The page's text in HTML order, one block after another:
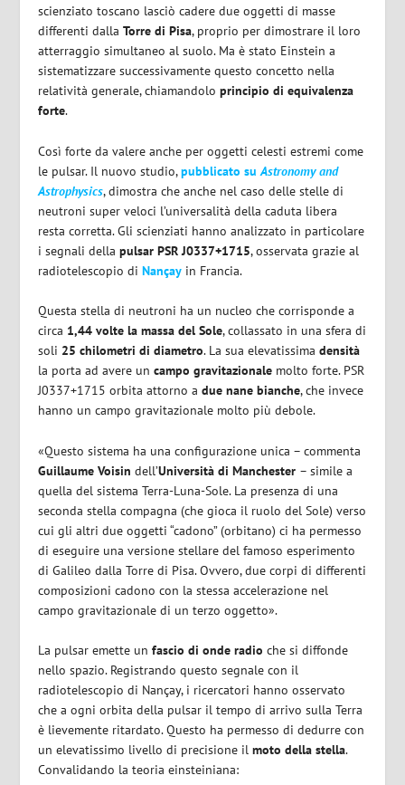
scienziato toscano lasciò cadere due oggetti di masse
differenti dallaTorre di Pisa, proprio per dimostrare il loro
atterraggio simultaneo al suolo. Ma è stato Einstein a
sistematizzare successivamente questo concetto nella
relatività generale, chiamandoloprincipio di equivalenza
forte.
Così forte da valere anche per oggetti celesti estremi come
le pulsar. Il nuovo studio,pubblicato suAstronomy and
Astrophysics, dimostra che anche nel caso delle stelle di
neutroni super veloci l’universalità della caduta libera
resta corretta. Gli scienziati hanno analizzato in particolare
i segnali dellapulsar PSR J0337+1715, osservata grazie al
radiotelescopio diNançay in Francia.
Questa stella di neutroni ha un nucleo che corrisponde a
circa 1,44 volte la massa del Sole, collassato in una sfera di
soli 25 chilometri di diametro. La sua elevatissimadensità
la porta ad avere uncampo gravitazionale molto forte. PSR
J0337+1715 orbita attorno adue nane bianche, che invece
hanno un campo gravitazionale molto più debole.
«Questo sistema ha una configurazione unica – commenta
Guillaume Voisin dell’Università di Manchester – simile a
quella del sistema Terra-Luna-Sole. La presenza di una
seconda stella compagna (che gioca il ruolo del Sole) verso
cui gli altri due oggetti “cadono” (orbitano) ci ha permesso
di eseguire una versione stellare del famoso esperimento
di Galileo dalla Torre di Pisa. Ovvero, due corpi di differenti
composizioni cadono con la stessa accelerazione nel
campo gravitazionale di un terzo oggetto».
La pulsar emette unfascio di onde radio che si diffonde
nello spazio. Registrando questo segnale con il
radiotelescopio di Nançay, i ricercatori hanno osservato
che a ogni orbita della pulsar il tempo di arrivo sulla Terra
è lievemente ritardato. Questo ha permesso di dedurre con
un elevatissimo livello di precisione ilmoto della stella.
Convalidando la teoria einsteiniana: